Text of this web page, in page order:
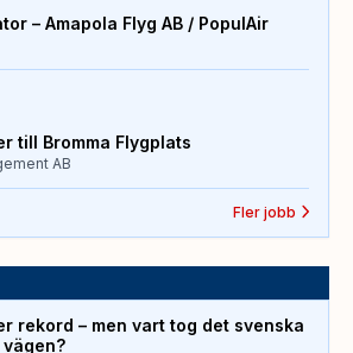
– Amapola Flyg AB / PopulAir
till Bromma Flygplats
AB
Fler jobb
rekord – men vart tog det svenska